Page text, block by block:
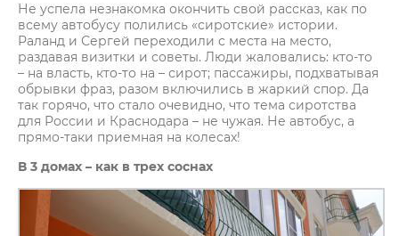
Не успела незнакомка окончить свой рассказ, как по
всему автобусу полились «сиротские» истории.
Раланд и Сергей переходили с места на место,
раздавая визитки и советы. Люди жаловались: кто-то
– на власть, кто-то на – сирот; пассажиры, подхватывая
обрывки фраз, разом включились в жаркий спор. Да
так горячо, что стало очевидно, что тема сиротства
для России и Краснодара – не чужая. Не автобус, а
прямо-таки приемная на колесах!
В 3 домах – как в трех соснах